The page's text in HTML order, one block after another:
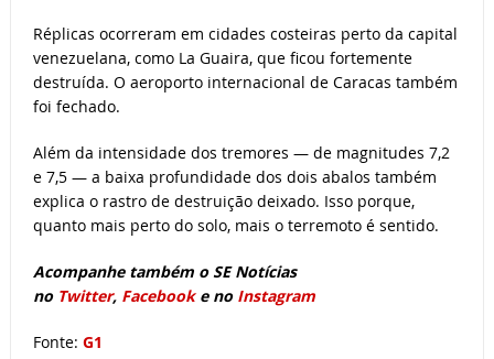
Réplicas ocorreram em cidades costeiras perto da capital
venezuelana, como La Guaira, que ficou fortemente
destruída. O aeroporto internacional de Caracas também
foi fechado.
Além da intensidade dos tremores — de magnitudes 7,2
e 7,5 — a baixa profundidade dos dois abalos também
explica o rastro de destruição deixado. Isso porque,
quanto mais perto do solo, mais o terremoto é sentido.
Acompanhe também o SE Notícias
no Twitter, Facebooke no Instagram
Fonte: G1